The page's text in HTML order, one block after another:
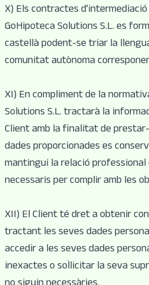
X) Els contractes
GoHipoteca Solutions S.L. es
castellà podent-se triar la
comunitat autònoma
XI) En compliment de la
Solutions S.L. tractarà la
Client amb la finalitat de
dades proporcionades es
mantingui la relació
necessaris per complir amb les
XII) El Client té dret a obtenir
tractant les seves dades
accedir a les seves dades
inexactes o sol·licitar la seva